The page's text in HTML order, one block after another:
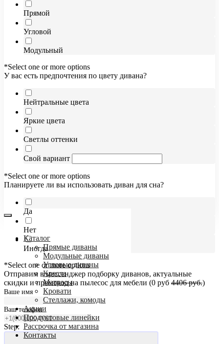
Прямой
Угловой
Модульный
*Select one or more options
У вас есть предпочтения по цвету дивана?
Нейтральные цвета
Яркие цвета
Светлы оттенки
Свой вариант
*Select one or more options
Планируете ли вы использовать диван для сна?
Да
Нет
Иногда
*Select one or more options
Отправим в мессенджер подборку диванов, актуальные
скидки и промокод на пылесос для мебели (0 руб 4406 руб.)
Ваше имя
Ваш телефон
Step:
Каталог
Прямые диваны
Модульные диваны
Угловые диваны
Кресла
Матрасы
Кровати
Стеллажи, комоды
Акции
Продуктовые линейки
Рассрочка от магазина
Контакты